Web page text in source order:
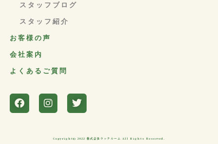
スタッフブログ
スタッフ紹介
お客様の声
会社案内
よくあるご質問
Copyright© 2022 株式会社ラックルーム All Rights Reserved.